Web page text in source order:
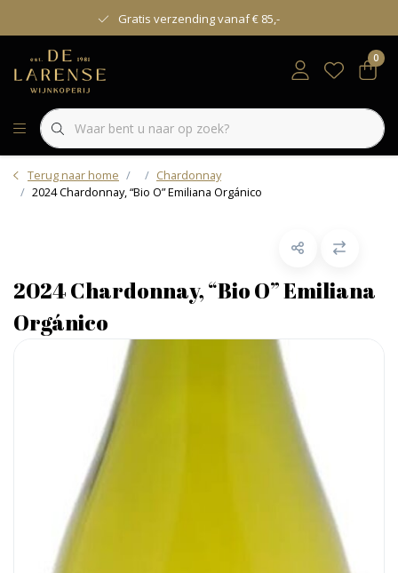
Gratis verzending vanaf € 85,-
0
Terug naar home
Chardonnay
2024 Chardonnay, “Bio O” Emiliana Orgánico
2024 Chardonnay, “Bio O” Emiliana
Orgánico